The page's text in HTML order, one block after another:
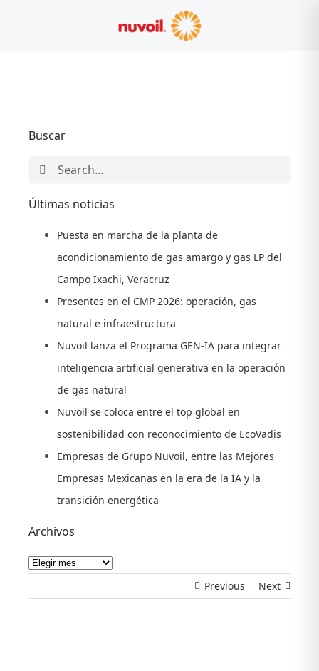
Previous Next
Buscar
Search
Últimas noticias
Puesta en marcha de la planta de
acondicionamiento de gas amargo y gas LP del
Campo Ixachi, Veracruz
Presentes en el CMP 2026: operación, gas
natural e infraestructura
Nuvoil lanza el Programa GEN-IA para integrar
inteligencia artificial generativa en la operación
de gas natural
Nuvoil se coloca entre el top global en
sostenibilidad con reconocimiento de EcoVadis
Empresas de Grupo Nuvoil, entre las Mejores
Empresas Mexicanas en la era de la IA y la
transición energética
Archivos
Archivos